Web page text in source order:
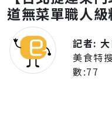
道無菜單職人級
記者:
美食特搜
數:77